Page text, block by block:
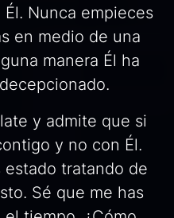
Nunca empieces
en medio de una
manera Él ha
y admite que si
y no con Él.
estado tratando de
Sé que me has